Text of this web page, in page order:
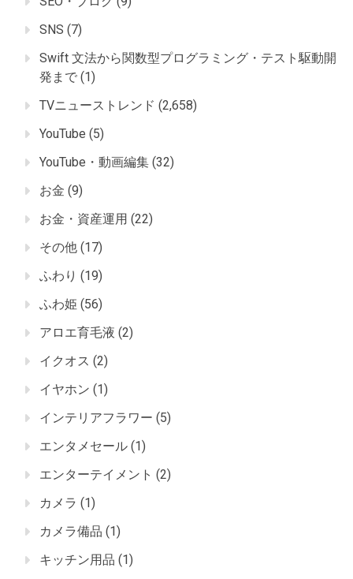
SNS (7)
Swift 文法から関数型プログラミング・テスト駆動開
発まで (1)
TVニューストレンド (2,658)
YouTube (5)
YouTube・動画編集 (32)
お金 (9)
お金・資産運用 (22)
その他 (17)
ふわり (19)
ふわ姫 (56)
アロエ育毛液 (2)
イクオス (2)
イヤホン (1)
インテリアフラワー (5)
エンタメセール (1)
エンターテイメント (2)
カメラ (1)
カメラ備品 (1)
キッチン用品 (1)